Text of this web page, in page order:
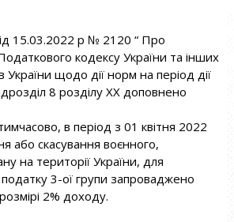
15.03.2022 р № 2120 “ Про
кодексу України та інших
України щодо дії норм на період дії
8 розділу ХХ доповнено
в період з 01 квітня 2022
або скасування воєнного,
на території України, для
3-ої групи запроваджено
2% доходу.